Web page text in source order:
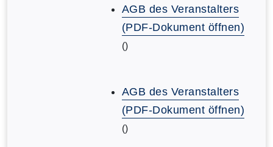
AGB des Veranstalters
(PDF-Dokument öffnen)
()
AGB des Veranstalters
(PDF-Dokument öffnen)
()